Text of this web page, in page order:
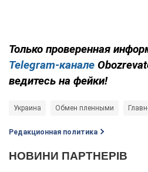
Только проверенная
Telegram-канале
ведитесь на фейки!
Украина Обмен пленными
Редакционная политика